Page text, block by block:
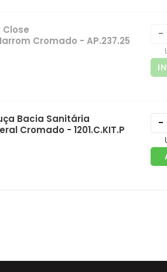
Cromado - AP.237.25
-
Bacia Sanitária
Cromado - 1201.C.KIT.P
-